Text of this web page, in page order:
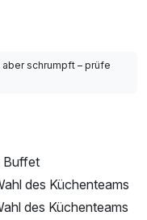
schrumpft – prüfe
Buffet
des Küchenteams
des Küchenteams